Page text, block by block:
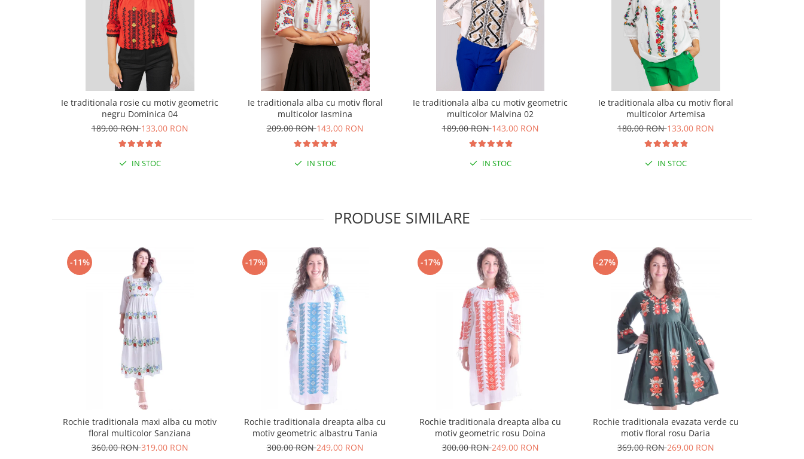
Ie traditionala rosie cu motiv geometric
negru Dominica 04
189,00 RON133,00 RON
IN STOC
Ie traditionala alba cu motiv floral
multicolor Iasmina
209,00 RON143,00 RON
IN STOC
Ie traditionala alba cu motiv geometric
multicolor Malvina 02
189,00 RON143,00 RON
IN STOC
Ie traditionala alba cu motiv floral
multicolor Artemisa
180,00 RON133,00 RON
IN STOC
PRODUSE SIMILARE
-11%
Rochie traditionala maxi alba cu motiv
floral multicolor Sanziana
360,00 RON319,00 RON
-17%
Rochie traditionala dreapta alba cu
motiv geometric albastru Tania
300,00 RON249,00 RON
-17%
Rochie traditionala dreapta alba cu
motiv geometric rosu Doina
300,00 RON249,00 RON
-27%
Rochie traditionala evazata verde cu
motiv floral rosu Daria
369,00 RON269,00 RON